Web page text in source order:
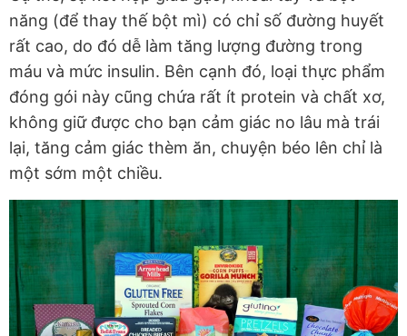
năng (để thay thế bột mì) có chỉ số đường huyết
rất cao, do đó dễ làm tăng lượng đường trong
máu và mức insulin. Bên cạnh đó, loại thực phẩm
đóng gói này cũng chứa rất ít protein và chất xơ,
không giữ được cho bạn cảm giác no lâu mà trái
lại, tăng cảm giác thèm ăn, chuyện béo lên chỉ là
một sớm một chiều.